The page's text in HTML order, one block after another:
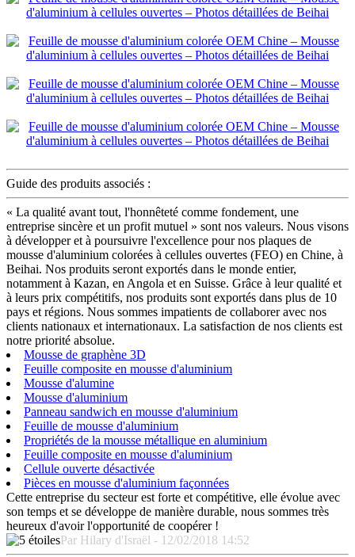
Guide des produits associés :
« La qualité avant tout, l'honnêteté comme fondement, une
entreprise sincère et un profit mutuel » sont nos valeurs. Nous visons
à développer et à poursuivre l'excellence pour nos plaques de
mousse d'aluminium colorées à cellules ouvertes (FEO) en Chine, à
Beihai. Nos produits seront exportés dans le monde entier,
notamment à Kazan, en Angola et en Suisse. Grâce à leur qualité et
à leurs prix compétitifs, nos produits sont exportés dans plus de 10
pays et régions. Nous sommes impatients de collaborer avec nos
clients nationaux et internationaux. La satisfaction de nos clients est
notre priorité absolue.
Mousse de graphène 3D
Feuille composite en mousse d'aluminium
Mousse d'alumine
Mousse d'aluminium
Panneau sandwich en mousse d'aluminium
Feuille de mousse d'aluminium
Propriétés de la mousse métallique en aluminium
Feuille composite en mousse d'aluminium
Cellule ouverte désactivée
Pièces en mousse d'aluminium façonnées
Cette entreprise du secteur est forte et compétitive, elle évolue avec
son temps et se développe de manière durable, nous sommes très
heureux d'avoir l'opportunité de coopérer !
Par Hilary d'Israël - 12/02/2018 14:52